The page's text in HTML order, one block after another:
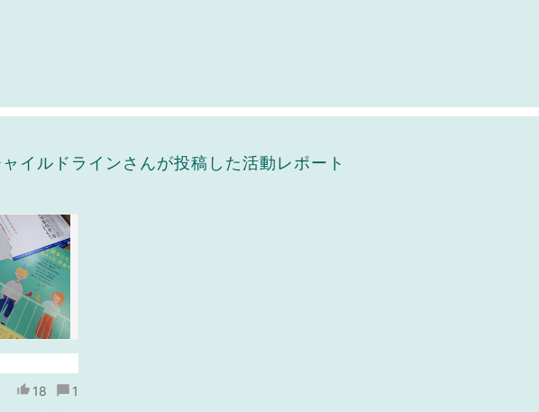
イルドラインさんが投稿した活動レポート
18 1